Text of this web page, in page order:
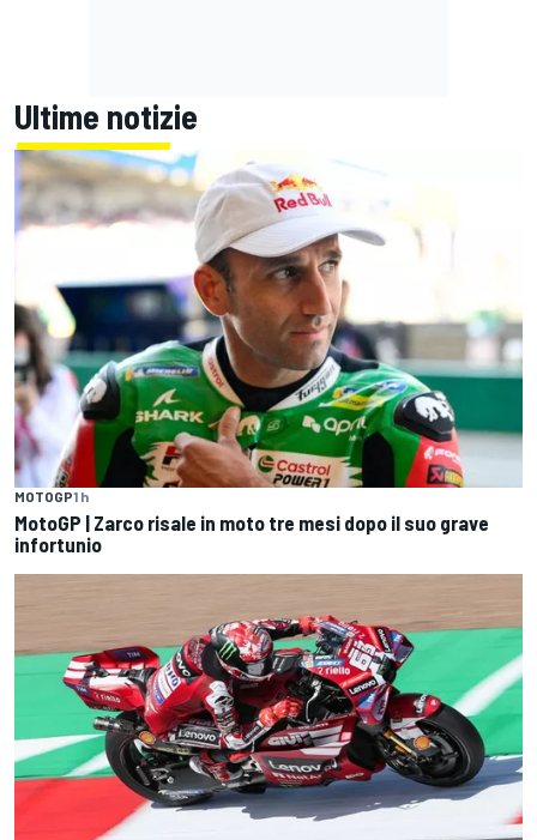
Ultime notizie
MOTOGP1 h
MotoGP | Zarco risale in moto tre mesi dopo il suo grave
infortunio